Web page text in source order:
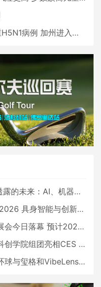
例 加州进入紧急状态
未来：AI、机器人与智能生活大爆发
具身智能与创新领域 中国公司大放异彩
落幕 预计2026行业收入将超五千亿美元
学院组团亮相CES 广受好评
玺格和VibeLens共同推出全新耳机